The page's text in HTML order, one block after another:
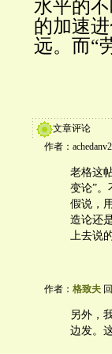
水平的
的加速
远。而“
文章评论
作者：achedanv2
老格这
变论”。
假说，
造论还
上去说
作者： 格致夫
另外，
边发。